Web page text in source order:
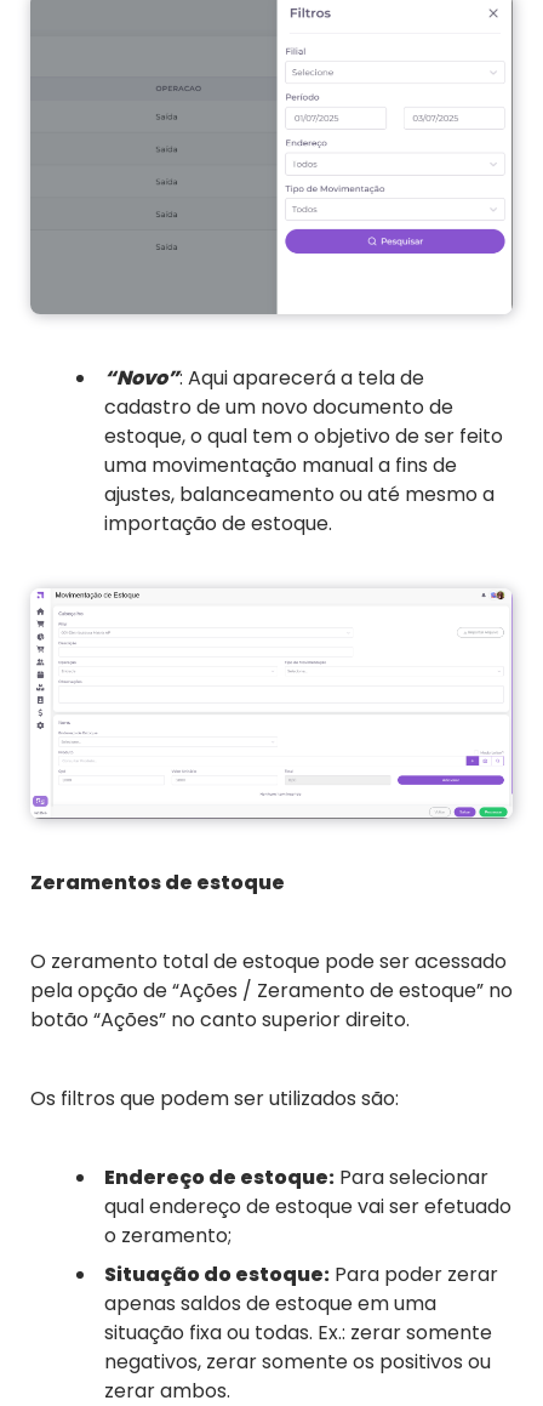
“Novo”: Aqui aparecerá a tela de
cadastro de um novo documento de
estoque, o qual tem o objetivo de ser feito
uma movimentação manual a fins de
ajustes, balanceamento ou até mesmo a
importação de estoque.
Zeramentos de estoque
O zeramento total de estoque pode ser acessado
pela opção de “Ações / Zeramento de estoque” no
botão “Ações” no canto superior direito.
Os filtros que podem ser utilizados são:
Endereço de estoque: Para selecionar
qual endereço de estoque vai ser efetuado
o zeramento;
Situação do estoque: Para poder zerar
apenas saldos de estoque em uma
situação fixa ou todas. Ex.: zerar somente
negativos, zerar somente os positivos ou
zerar ambos.